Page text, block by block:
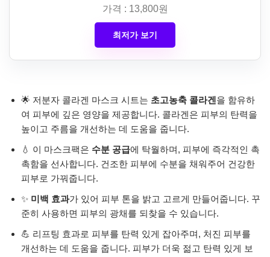
가격 : 13,800원
최저가 보기
🌟 저분자 콜라겐 마스크 시트는 초고농축 콜라겐을 함유하
여 피부에 깊은 영양을 제공합니다. 콜라겐은 피부의 탄력을
높이고 주름을 개선하는 데 도움을 줍니다.
💧 이 마스크팩은 수분 공급에 탁월하며, 피부에 즉각적인 촉
촉함을 선사합니다. 건조한 피부에 수분을 채워주어 건강한
피부로 가꿔줍니다.
✨ 미백 효과가 있어 피부 톤을 밝고 고르게 만들어줍니다. 꾸
준히 사용하면 피부의 광채를 되찾을 수 있습니다.
💪 리프팅 효과로 피부를 탄력 있게 잡아주며, 처진 피부를
개선하는 데 도움을 줍니다. 피부가 더욱 젊고 탄력 있게 보